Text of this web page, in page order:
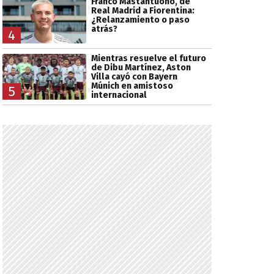
4
Real Madrid a Fiorentina:
¿Relanzamiento o paso
atrás?
5
Mientras resuelve el futuro
de Dibu Martínez, Aston
Villa cayó con Bayern
Múnich en amistoso
internacional